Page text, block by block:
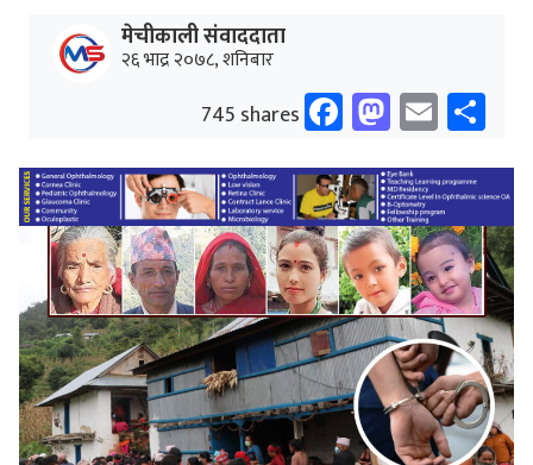
मेचीकाली संवाददाता
२६ भाद्र २०७८, शनिबार
745 shares Facebook
Email